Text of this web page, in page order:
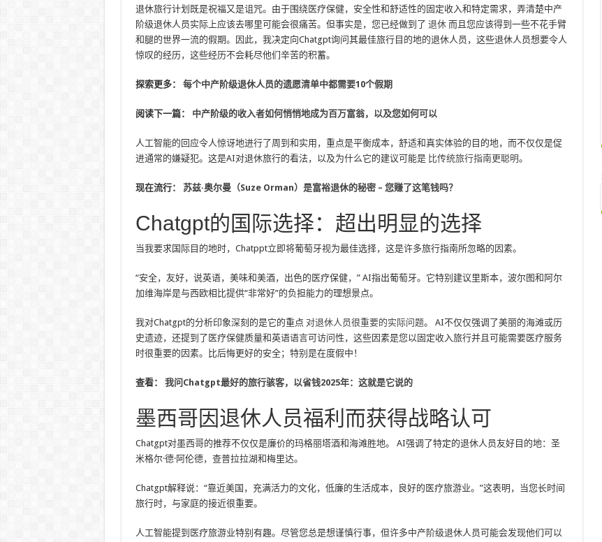
退休旅行计划既是祝福又是诅咒。由于围绕医疗保健，安全性和舒适性的固定收入和特定需求，弄清楚中产
阶级退休人员实际上应该去哪里可能会很痛苦。但事实是，您已经做到了 退休而且您应该得到一些不花手臂
和腿的世界一流的假期。因此，我决定向Chatgpt询问其最佳旅行目的地的退休人员，这些退休人员想要令人
惊叹的经历，这些经历不会耗尽他们辛苦的积蓄。
探索更多： 每个中产阶级退休人员的遗愿清单中都需要10个假期
阅读下一篇： 中产阶级的收入者如何悄悄地成为百万富翁，以及您如何可以
人工智能的回应令人惊讶地进行了周到和实用，重点是平衡成本，舒适和真实体验的目的地，而不仅仅是促
进通常的嫌疑犯。这是AI对退休旅行的看法，以及为什么它的建议可能是 比传统旅行指南更聪明。
现在流行： 苏兹·奥尔曼（Suze Orman）是富裕退休的秘密 – 您赚了这笔钱吗？
Chatgpt的国际选择：超出明显的选择
当我要求国际目的地时，Chatppt立即将葡萄牙视为最佳选择，这是许多旅行指南所忽略的因素。
“安全，友好，说英语，美味和美酒，出色的医疗保健，” AI指出葡萄牙。它特别建议里斯本，波尔图和阿尔
加维海岸是与西欧相比提供“非常好”的负担能力的理想景点。
我对Chatgpt的分析印象深刻的是它的重点 对退休人员很重要的实际问题。 AI不仅仅强调了美丽的海滩或历
史遗迹，还提到了医疗保健质量和英语语言可访问性，这些因素是您以固定收入旅行并且可能需要医疗服务
时很重要的因素。比后悔更好的安全；特别是在度假中！
查看： 我问Chatgpt最好的旅行骇客，以省钱2025年：这就是它说的
墨西哥因退休人员福利而获得战略认可
Chatgpt对墨西哥的推荐不仅仅是廉价的玛格丽塔酒和海滩胜地。 AI强调了特定的退休人员友好目的地：圣
米格尔·德·阿伦德，查普拉拉湖和梅里达。
Chatgpt解释说：“靠近美国，充满活力的文化，低廉的生活成本，良好的医疗旅游业。”这表明，当您长时间
旅行时，与家庭的接近很重要。
人工智能提到医疗旅游业特别有趣。尽管您总是想谨慎行事，但许多中产阶级退休人员可能会发现他们可以